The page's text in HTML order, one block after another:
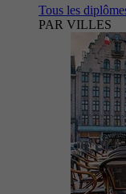
Tous les
PAR VILLES